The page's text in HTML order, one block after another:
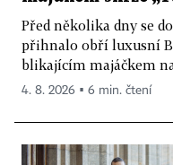
Před několika dny se
přihnalo obří luxusní
blikajícím majáčkem
4. 8. 2026 ▪ 6 min. čtení